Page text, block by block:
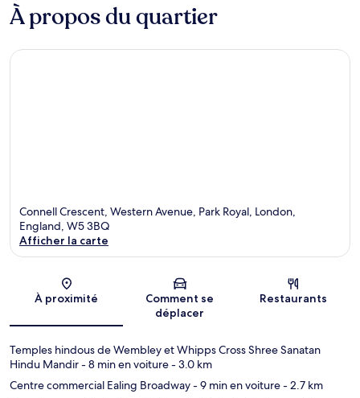
À propos du quartier
Connell Crescent, Western Avenue, Park Royal, London,
England, W5 3BQ
Afficher la carte
À proximité
Comment se
déplacer
Restaurants
Temples hindous de Wembley et Whipps Cross Shree Sanatan
Hindu Mandir- 8 min en voiture- 3.0 km
Centre commercial Ealing Broadway- 9 min en voiture- 2.7 km